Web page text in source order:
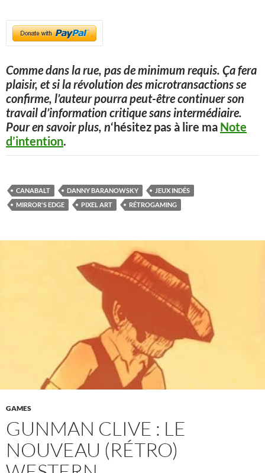
Comme dans la rue, pas de minimum requis. Ça fera
plaisir, et si la révolution des microtransactions se
confirme, l’auteur pourra peut-être continuer son
travail d’information critique sans intermédiaire.
Pour en savoir plus, n‘hésitez pas à lire ma Note
d’intention.
CANABALT DANNY BARANOWSKY
JEUX INDÉS
MIRROR'S EDGE
PIXEL ART RÉTROGAMING
GAMES
GUNMAN CLIVE : LE
NOUVEAU (RÉTRO)